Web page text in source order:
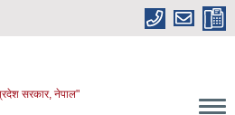
सरकार, नेपाल"